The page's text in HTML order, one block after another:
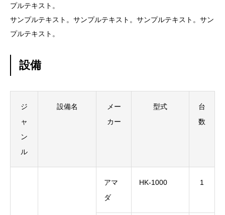
プルテキスト。
サンプルテキスト。サンプルテキスト。サンプルテキスト。サン
プルテキスト。
設備
ジ
ャ
ン
ル
設備名
メー
カー
型式
台
数
アマ
ダ
HK-1000 1